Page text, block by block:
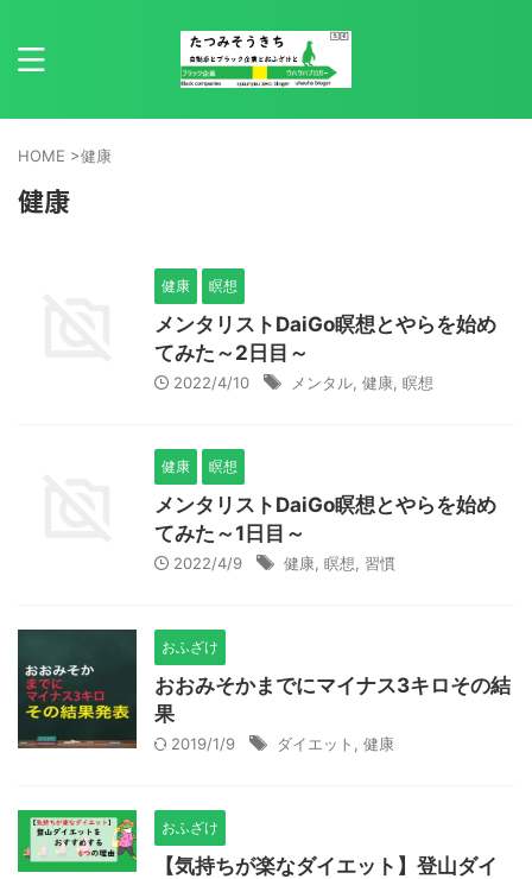
HOME >健康
健康
健康 瞑想
メンタリストDaiGo瞑想とやらを始め
てみた～2日目～
2022/4/10 メンタル 健康 瞑想
健康 瞑想
メンタリストDaiGo瞑想とやらを始め
てみた～1日目～
2022/4/9 健康 瞑想 習慣
おふざけ
おおみそかまでにマイナス3キロその結
果
2019/1/9 ダイエット 健康
おふざけ
【気持ちが楽なダイエット】登山ダイ